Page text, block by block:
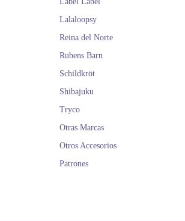
Lalaloopsy
Reina del Norte
Rubens Barn
Schildkröt
Shibajuku
Tryco
Otras Marcas
Otros Accesorios
Patrones